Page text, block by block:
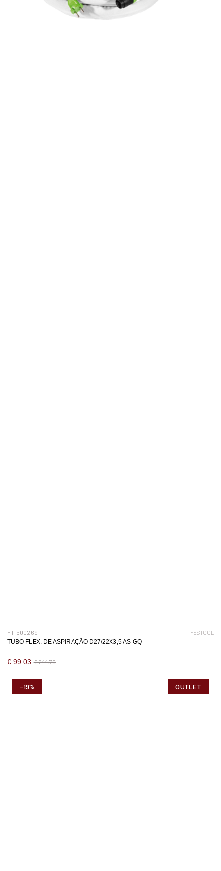
FT-500269 FESTOOL
TUBO FLEX. DE ASPIRAÇÃO D27/22X3,5 AS-GQ
€ 99.03€ 244.70
-19% OUTLET